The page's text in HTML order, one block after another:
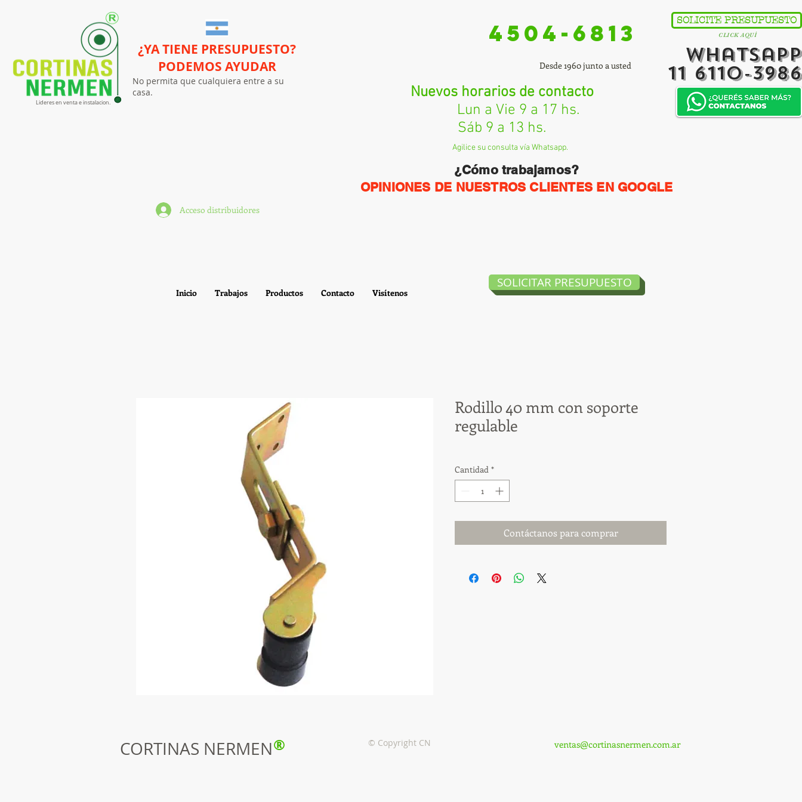
Lideres en venta e instalacion.
SOLICITE PRESUPUESTO
CLICK AQUÍ
Whatsapp
11 6110-3986
¿YA TIENE PRESUPUESTO?
PODEMOS AYUDAR
No permita que cualquiera entre a su
casa.
4504-6813
Desde 1960 junto a usted
Nuevos horarios de contacto
Lun a Vie 9 a 17 hs.
Sáb 9 a 13 hs.
Agilice su consulta vía Whatsapp.
¿Cómo trabajamos?
OPINIONES DE NUESTROS CLIENTES EN GOOGLE
Acceso distribuidores
Inicio Trabajos Productos Contacto Visítenos
SOLICITAR PRESUPUESTO
Rodillo 40 mm con soporte
regulable
Cantidad *
Contáctanos para comprar
®
CORTINAS NERMEN © Copyright CN ventas@cortinasnermen.com.ar